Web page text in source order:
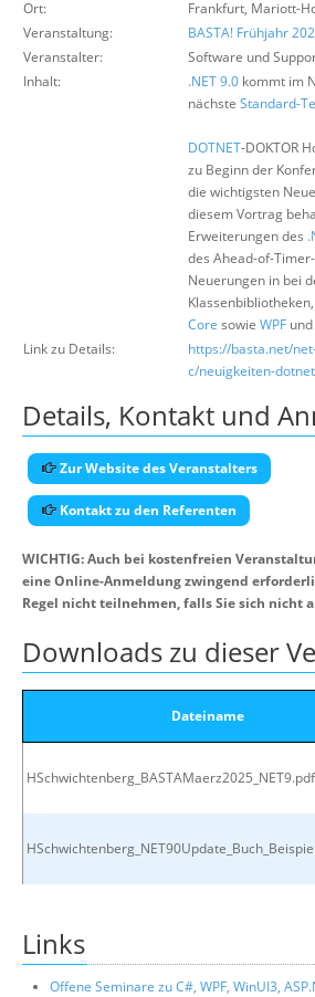
Ort:
Frankfurt, Mariott-
Veranstaltung:
BASTA! Frühjahr
Veranstalter:
Software und
Inhalt:
.NET 9.0 kommt im
nächste Standard-
DOTNET-DOKTOR
zu Beginn der
die wichtigsten
diesem Vortrag
Erweiterungen des
des Ahead-of-Timer-
Neuerungen in bei
Klassenbibliotheken,
Core sowie WPF und
Link zu Details:
https://basta.net/
c/neuigkeiten-
Details, Kontakt und
Zur Website des Veranstalters
Kontakt zu den Referenten
WICHTIG: Auch bei kostenfreien
eine Online-Anmeldung zwingend
Regel nicht teilnehmen, falls Sie sich nicht
Downloads zu dieser
Dateiname
Links
Offene Seminare zu C#, WPF, WinUI3,